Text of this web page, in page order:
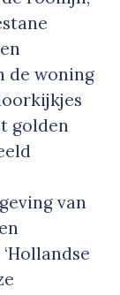
de woning
golden
van